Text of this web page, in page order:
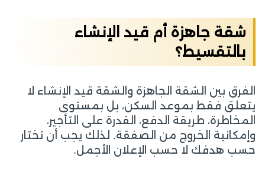
شقة جاهزة أم قيد الإنشاء
بالتقسيط؟
الفرق بين الشقة الجاهزة والشقة قيد الإنشاء لا
يتعلق فقط بموعد السكن، بل بمستوى
المخاطرة، طريقة الدفع، القدرة على التأجير،
وإمكانية الخروج من الصفقة. لذلك يجب أن تختار
حسب هدفك لا حسب الإعلان الأجمل.